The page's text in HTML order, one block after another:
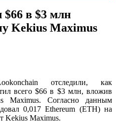
$66 в $3 млн
Kekius Maximus
отследили, как
всего $66 в $3 млн, вложив
Maximus. Согласно данным
0,017 Ethereum (ETH) на
Kekius Maximus.